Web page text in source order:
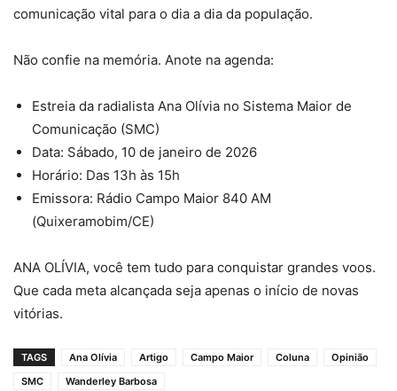
comunicação vital para o dia a dia da população.
Não confie na memória. Anote na agenda:
Estreia da radialista Ana Olívia no Sistema Maior de
Comunicação (SMC)
Data: Sábado, 10 de janeiro de 2026
Horário: Das 13h às 15h
Emissora: Rádio Campo Maior 840 AM
(Quixeramobim/CE)
ANA OLÍVIA, você tem tudo para conquistar grandes voos.
Que cada meta alcançada seja apenas o início de novas
vitórias.
TAGS Ana Olívia Artigo Campo Maior Coluna
Opinião
SMC
Wanderley Barbosa